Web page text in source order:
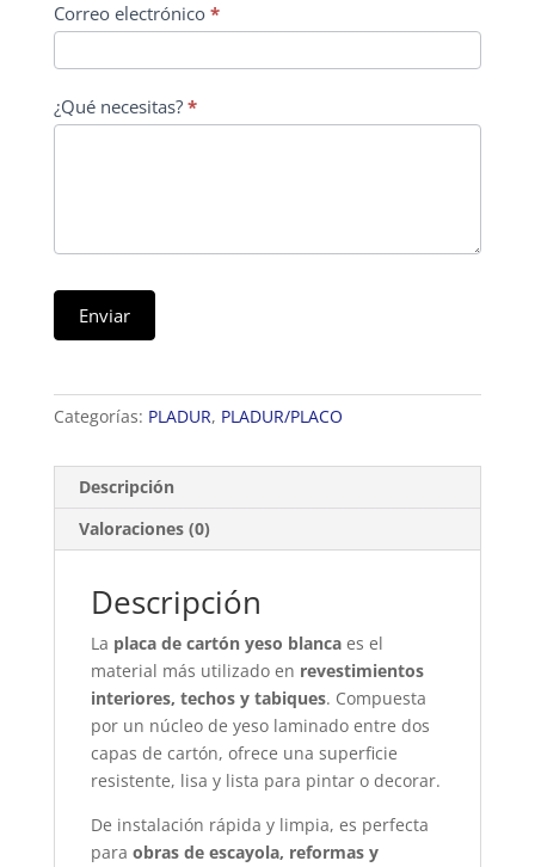
Correo electrónico *
¿Qué necesitas? *
Enviar
Categorías: PLADUR, PLADUR/PLACO
Descripción
Valoraciones (0)
Descripción
La placa de cartón yeso blanca es el
material más utilizado en revestimientos
interiores, techos y tabiques. Compuesta
por un núcleo de yeso laminado entre dos
capas de cartón, ofrece una superficie
resistente, lisa y lista para pintar o decorar.
De instalación rápida y limpia, es perfecta
para obras de escayola, reformas y